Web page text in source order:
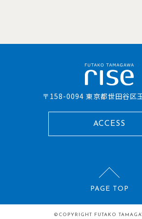
〒158-0094 東京都世田谷区
ACCESS
PAGE TOP
©COPYRIGHT FUTAKO